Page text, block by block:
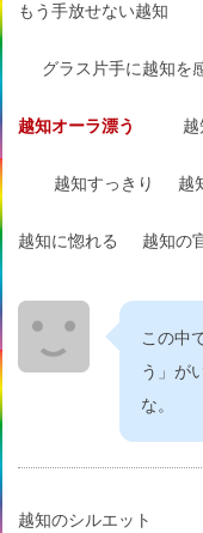
もう手放せない越知
グラス片手に越知を
越知オーラ漂う
越知すっきり 越
越知に惚れる 越知の
この中
う」が
な。
越知のシルエット